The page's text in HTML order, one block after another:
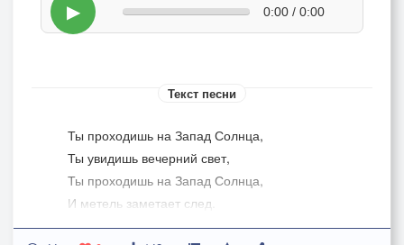
▶ 0:00 / 0:00
Текст песни
Ты проходишь на Запад Солнца,
Ты увидишь вечерний свет,
Ты проходишь на Запад Солнца,
И метель заметает след.